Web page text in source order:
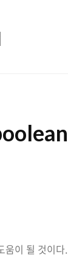
이 될 것이다.